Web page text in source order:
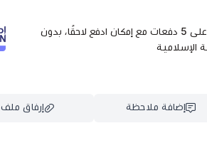
وقسّمها على 5 دفعات مع إمكان ادفع لاحقًا، بدون
الإسلامية
إضافة ملاحظة إرفاق ملف